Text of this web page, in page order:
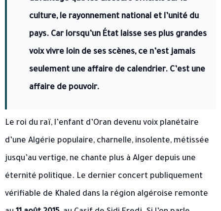
culture, le rayonnement national et l’unité du
pays. Car lorsqu’un État laisse ses plus grandes
voix vivre loin de ses scènes, ce n’est jamais
seulement une affaire de calendrier. C’est une
affaire de pouvoir.
Le roi du raï, l’enfant d’Oran devenu voix planétaire
d’une Algérie populaire, charnelle, insolente, métissée
jusqu’au vertige, ne chante plus à Alger depuis une
éternité politique. Le dernier concert publiquement
vérifiable de Khaled dans la région algéroise remonte